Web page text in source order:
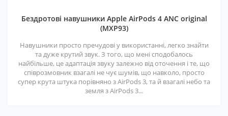
Бездротові навушники Apple AirPods 4 ANC original
(MXP93)
Навушники просто пречудові у використанні, легко знайти
та дуже крутий звук. З того, що мені сподобалось
найбільше, це адаптація звуку залежно від оточення і те, що
співрозмовник взагалі не чує шумів, що навколо, просто
супер крута штука порівняно з AirPods 3, та й взагалі небо та
земля з AirPods 3...